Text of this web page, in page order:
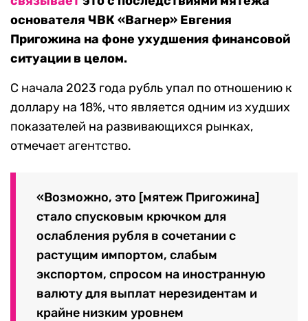
основателя ЧВК «Вагнер» Евгения
Пригожина на фоне ухудшения финансовой
ситуации в целом.
С начала 2023 года рубль упал по отношению к
доллару на 18%, что является одним из худших
показателей на развивающихся рынках,
отмечает агентство.
«Возможно, это [мятеж Пригожина]
стало спусковым крючком для
ослабления рубля в сочетании с
растущим импортом, слабым
экспортом, спросом на иностранную
валюту для выплат нерезидентам и
крайне низким уровнем